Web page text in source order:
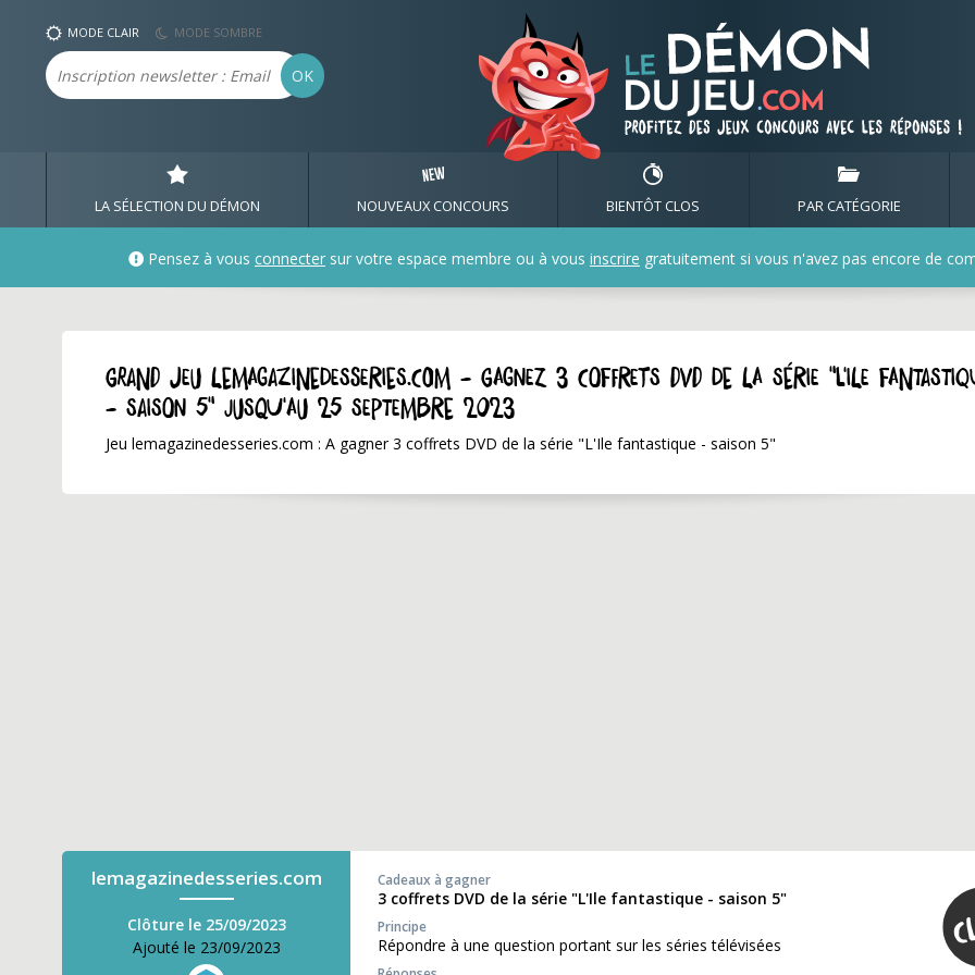
MODE CLAIR MODE SOMBRE
Email OK
LA SÉLECTION DU DÉMON NOUVEAUX CONCOURS BIENTÔT CLOS PAR CATÉGORIE
Pensez à vous connecter sur votre espace membre ou à vous inscrire gratuitement si vous n'avez pas encore de
GRAND JEU lemagazinedesseries.com - Gagnez 3 coffrets DVD de la série "L'Ile
- saison 5" jusqu'au 25 septembre 2023
Jeu lemagazinedesseries.com : A gagner 3 coffrets DVD de la série "L'Ile fantastique - saison 5"
lemagazinedesseries.com
Clôture le 25/09/2023
Ajouté le 23/09/2023
Cadeaux à gagner
3 coffrets DVD de la série "L'Ile fantastique - saison 5"
Principe
Répondre à une question portant sur les séries télévisées